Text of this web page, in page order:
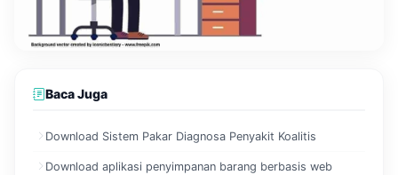
Baca Juga
Download Sistem Pakar Diagnosa Penyakit Koalitis
Download aplikasi penyimpanan barang berbasis web